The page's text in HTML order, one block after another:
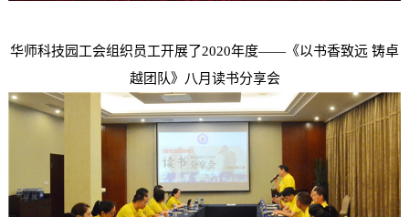
华师科技园工会组织员工开展了2020年度——《以书香致远 铸卓
越团队》八月读书分享会